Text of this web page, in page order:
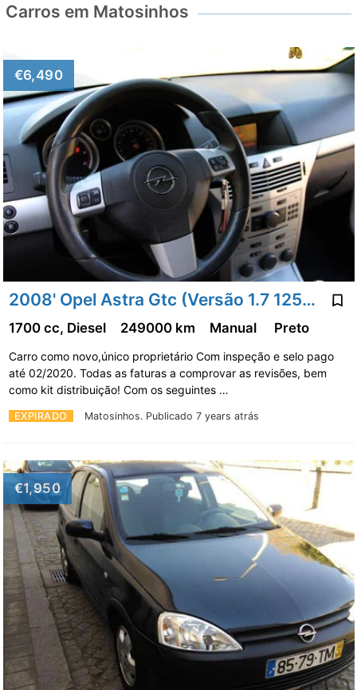
Carros em Matosinhos
€6,490
2008' Opel Astra Gtc (Versão 1.7 125Cv)
EXPIRADO Matosinhos. Publicado 7 years atrás
1700 cc, Diesel 249000 km Manual Preto
Carro como novo,único proprietário Com inspeção e selo pago
até 02/2020. Todas as faturas a comprovar as revisões, bem
como kit distribuição! Com os seguintes …
€1,950